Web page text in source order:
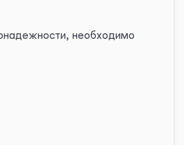
необходимо